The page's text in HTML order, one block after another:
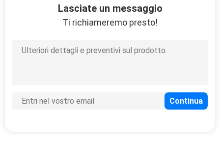
Distanza wireless Min 1500mm 0,75kw attrezzatura di saldatura sovrapposta
300mm Min 0,75kw Cladding Overlay Saldatura macchina
Lasciate un messaggio
Ti richiameremo presto!